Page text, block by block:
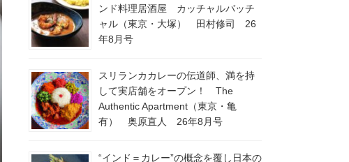
ンド料理居酒屋 カッチャルバッチ
ャル（東京・大塚） 田村修司 26
年8月号
スリランカカレーの伝道師、満を持
して実店舗をオープン！ The
Authentic Apartment（東京・亀
有） 奥原直人 26年8月号
“インド＝カレー”の概念を覆し日本の